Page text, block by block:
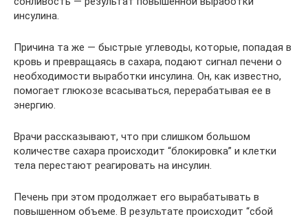
инсулина.
Причина та же — быстрые углеводы, которые, попадая в
кровь и превращаясь в сахара, подают сигнал печени о
необходимости выработки инсулина. Он, как известно,
помогает глюкозе всасываться, перерабатывая ее в
энергию.
Врачи рассказывают, что при слишком большом
количестве сахара происходит “блокировка” и клетки
тела перестают реагировать на инсулин.
Печень при этом продолжает его вырабатывать в
повышенном объеме. В результате происходит “сбой